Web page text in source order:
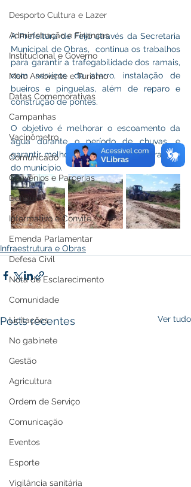
Desporto Cultura e Lazer
Administração e Finanças
Institucional e Governo
Meio Ambiente e Turismo
Datas Comemorativas
Campanhas
Vacinômetro
Comunicado
Convênios e Parcerias
Dengue
Informativo e Convite
Emenda Parlamentar
Defesa Civil
Nota de Esclarecimento
Comunidade
Licitações
No gabinete
Gestão
Agricultura
Ordem de Serviço
Comunicação
Eventos
Esporte
Vigilância sanitária
A Prefeitura de Feijó através da Secretaria
Municipal de Obras,  continua os trabalhos
para garantir a trafegabilidade dos ramais,
com serviços de aterro, instalação de
bueiros e pinguelas, além de reparo e
construção de pontes.
O objetivo é melhorar o escoamento da
água durante o período de chuvas, e
garantir melhor trafegabilidade nos ramais
do município.
Infraestrutura e Obras
Posts recentes Ver tudo